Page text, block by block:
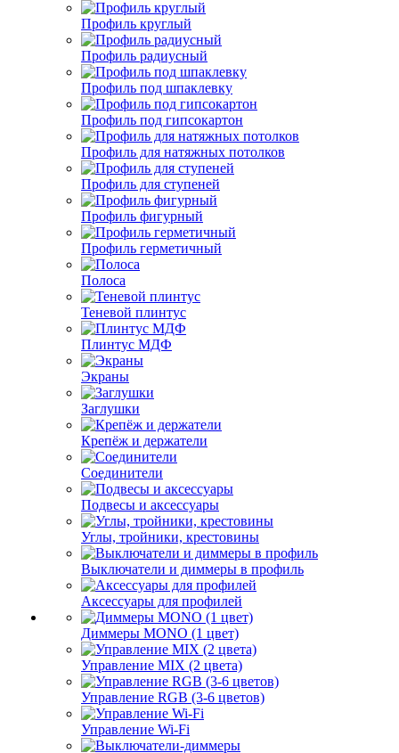
Профиль круглый
Профиль радиусный
Профиль под шпаклевку
Профиль под гипсокартон
Профиль для натяжных потолков
Профиль для ступеней
Профиль фигурный
Профиль герметичный
Полоса
Теневой плинтус
Плинтус МДФ
Экраны
Заглушки
Крепёж и держатели
Соединители
Подвесы и аксессуары
Углы, тройники, крестовины
Выключатели и диммеры в профиль
Аксессуары для профилей
Диммеры MONO (1 цвет)
Управление MIX (2 цвета)
Управление RGB (3-6 цветов)
Управление Wi-Fi